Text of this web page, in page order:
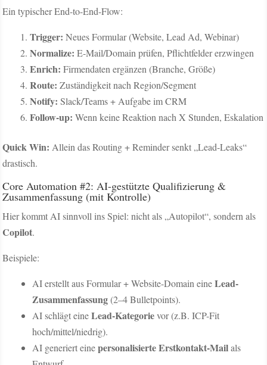
Ein typischer End-to-End-Flow:
Trigger: Neues Formular (Website, Lead Ad, Webinar)
Normalize: E-Mail/Domain prüfen, Pflichtfelder erzwingen
Enrich: Firmendaten ergänzen (Branche, Größe)
Route: Zuständigkeit nach Region/Segment
Notify: Slack/Teams + Aufgabe im CRM
Follow-up: Wenn keine Reaktion nach X Stunden, Eskalation
Quick Win: Allein das Routing + Reminder senkt „Lead-Leaks“
drastisch.
Core Automation #2: AI-gestützte Qualifizierung &
Zusammenfassung (mit Kontrolle)
Hier kommt AI sinnvoll ins Spiel: nicht als „Autopilot“, sondern als
Copilot.
Beispiele:
AI erstellt aus Formular + Website-Domain eineLead-
Zusammenfassung(2–4 Bulletpoints).
AI schlägt eineLead-Kategorievor (z.B. ICP-Fit
hoch/mittel/niedrig).
AI generiert einepersonalisierte Erstkontakt-Mailals